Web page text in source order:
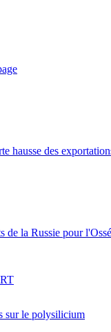
hausse des
de la Russie pour
sur le polysilicium